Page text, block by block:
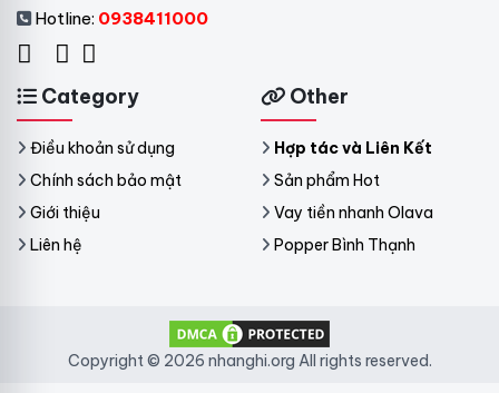
Hotline: 0938411000
Category
Điều khoản sử dụng
Chính sách bảo mật
Giới thiệu
Liên hệ
Other
Hợp tác và Liên Kết
Sản phẩm Hot
Vay tiền nhanh Olava
Popper Bình Thạnh
Copyright © 2026 nhanghi.org All rights reserved.